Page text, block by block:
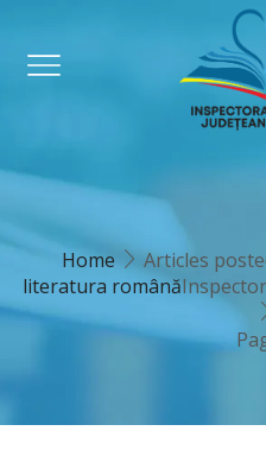
Home Articles
literatura română